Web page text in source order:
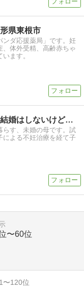
県東根市
ンダ応援薬局」です。妊
、体外受精、高齢赤ちゃ
ます。
未婚の母になりました〜結婚はしないけど、こどもが欲しい！！
らす、未婚の母です。試
よる不妊治療を経て子
〜60位
〜120位